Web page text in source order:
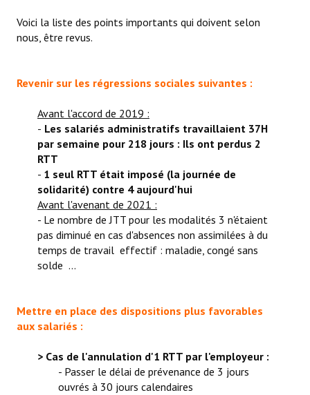
Tuto Authentification / Problème de connexion
Voici la liste des points importants qui doivent selon
nous, être revus.
Revenir sur les régressions sociales suivantes :
Avant l'accord de 2019 :
- Les salariés administratifs travaillaient 37H
par semaine pour 218 jours : Ils ont perdus 2
RTT
- 1 seul RTT était imposé (la journée de
solidarité) contre 4 aujourd'hui
Avant l'avenant de 2021 :
- Le nombre de JTT pour les modalités 3 n'étaient
pas diminué en cas d'absences non assimilées à du
temps de travail effectif : maladie, congé sans
solde ...
Mettre en place des dispositions plus favorables
aux salariés :
> Cas de l'annulation d'1 RTT par l'employeur :
- Passer le délai de prévenance de 3 jours
ouvrés à 30 jours calendaires